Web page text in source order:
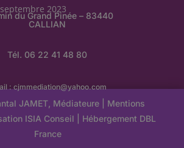
2023
du Grand Pinée – 83440
CALLIAN
Tél. 06 22 41 48 80
:cjmmediation@yahoo.com
JAMET, Médiateure | Mentions
ISIA Conseil Hébergement DBL
France